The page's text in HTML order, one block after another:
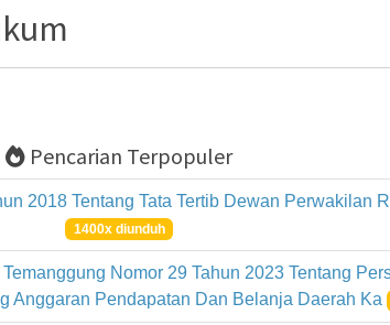
Pencarian Terpopuler
2018 Tentang Tata Tertib Dewan Perwakilan
1400x diunduh
Nomor 29 Tahun 2023 Tentang
Anggaran Pendapatan Dan Belanja Daerah Ka